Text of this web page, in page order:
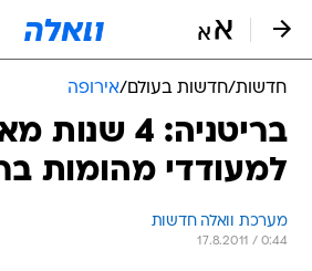
חדשות/חדשות בעולם/אירופה
בריטניה: 4
למעודדי מהומות
מערכת וואלה חדשות
17.8.2011 / 0:44